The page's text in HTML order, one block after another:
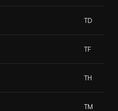
TD
TF
TH
TM